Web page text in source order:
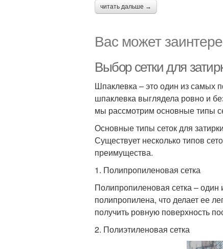
читать дальше →
Вас может
Выбор сетки для
Шпаклевка – это один из самых
шпаклевка выглядела ровно и
мы рассмотрим основные типы
Основные типы сеток для
Существует несколько типов
преимущества.
1. Полипропиленовая сетка
Полипропиленовая сетка – один
полипропилена, что делает ее
получить ровную поверхность
2. Полиэтиленовая сетка